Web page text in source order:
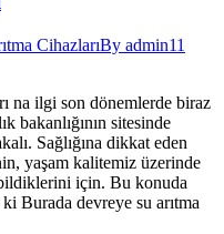
CihazlarıBy admin11
na ilgi son dönemlerde biraz
bakanlığının sitesinde
Sağlığına dikkat eden
yaşam kalitemiz üzerinde
için. Bu konuda
Burada devreye su arıtma